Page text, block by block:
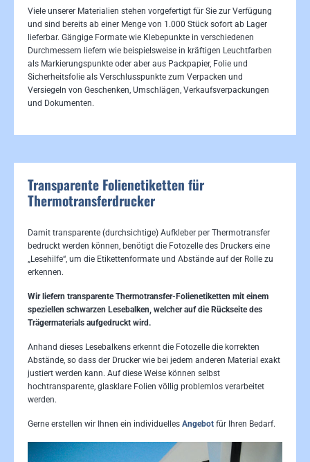
Viele unserer Materialien stehen vorgefertigt für Sie zur Verfügung
und sind bereits ab einer Menge von 1.000 Stück sofort ab Lager
lieferbar. Gängige Formate wie Klebepunkte in verschiedenen
Durchmessern liefern wie beispielsweise in kräftigen Leuchtfarben
als Markierungspunkte oder aber aus Packpapier, Folie und
Sicherheitsfolie als Verschlusspunkte zum Verpacken und
Versiegeln von Geschenken, Umschlägen, Verkaufsverpackungen
und Dokumenten.
Transparente Folienetiketten für
Thermotransferdrucker
Damit transparente (durchsichtige) Aufkleber per Thermotransfer
bedruckt werden können, benötigt die Fotozelle des Druckers eine
„Lesehilfe“, um die Etikettenformate und Abstände auf der Rolle zu
erkennen.
Wir liefern transparente Thermotransfer-Folienetiketten mit einem
speziellen schwarzen Lesebalken, welcher auf die Rückseite des
Trägermaterials aufgedruckt wird.
Anhand dieses Lesebalkens erkennt die Fotozelle die korrekten
Abstände, so dass der Drucker wie bei jedem anderen Material exakt
justiert werden kann. Auf diese Weise können selbst
hochtransparente, glasklare Folien völlig problemlos verarbeitet
werden.
Gerne erstellen wir Ihnen ein individuelles Angebot für Ihren Bedarf.
Bildergalerie überspringen